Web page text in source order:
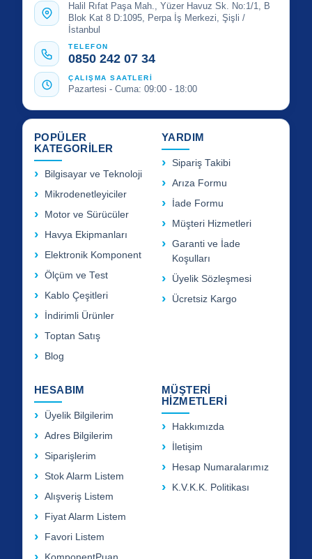
Halil Rıfat Paşa Mah., Yüzer Havuz Sk. No:1/1, B
Blok Kat 8 D:1095, Perpa İş Merkezi, Şişli /
İstanbul
TELEFON
0850 242 07 34
ÇALIŞMA SAATLERİ
Pazartesi - Cuma: 09:00 - 18:00
POPÜLER
KATEGORİLER
Bilgisayar ve Teknoloji
Mikrodenetleyiciler
Motor ve Sürücüler
Havya Ekipmanları
Elektronik Komponent
Ölçüm ve Test
Kablo Çeşitleri
İndirimli Ürünler
Toptan Satış
Blog
YARDIM
Sipariş Takibi
Arıza Formu
İade Formu
Müşteri Hizmetleri
Garanti ve İade
Koşulları
Üyelik Sözleşmesi
Ücretsiz Kargo
HESABIM
Üyelik Bilgilerim
Adres Bilgilerim
Siparişlerim
Stok Alarm Listem
Alışveriş Listem
Fiyat Alarm Listem
Favori Listem
MÜŞTERİ
HİZMETLERİ
Hakkımızda
İletişim
Hesap Numaralarımız
K.V.K.K. Politikası